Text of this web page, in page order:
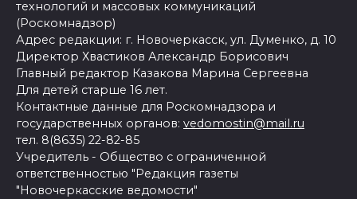
технологий и массовых коммуникаций
(Роскомнадзор)
Адрес редакции: г. Новочеркасск, ул. Думенко, д. 10
Директор Хвастиков Александр Борисович
Главный редактор Казакова Марина Сергеевна
Для детей старше 16 лет.
Контактные данные для Роскомнадзора и
государственных органов: vedomostin@mail.ru
тел. 8(8635) 22-82-85
Учредитель - Общество с ограниченной
ответственностью "Редакция газеты
"Новочеркасские ведомости"